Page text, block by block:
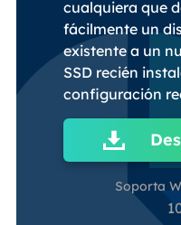
cualquiera que
fácilmente un
existente a un
SSD recién
configuración
Soporta